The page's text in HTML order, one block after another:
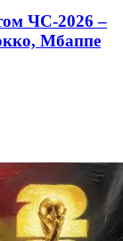
ЧС-2026 –
Мбаппе